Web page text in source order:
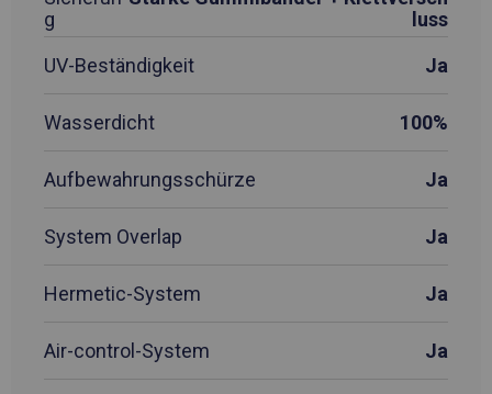
g
luss
UV-Beständigkeit
Ja
Wasserdicht 100%
Aufbewahrungsschürze Ja
System Overlap Ja
Hermetic-System Ja
Air-control-System Ja